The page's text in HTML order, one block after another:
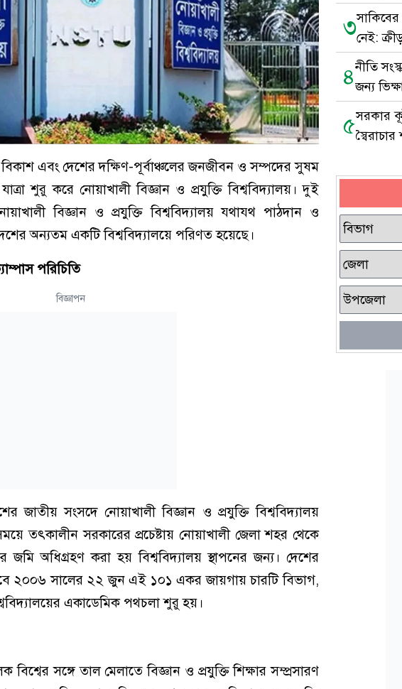
বিকাশ এবং দেশের দক্ষিণ-পূর্বাঞ্চলের জনজীবন ও সম্পদের সুষম
শুরু করে নোয়াখালী বিজ্ঞান ও প্রযুক্তি বিশ্ববিদ্যালয়। দুই
বিজ্ঞান ও প্রযুক্তি বিশ্ববিদ্যালয় যথাযথ পাঠদান ও
অন্যতম একটি বিশ্ববিদ্যালয়ে পরিণত হয়েছে।
পরিচিতি
বিজ্ঞাপন
জাতীয় সংসদে নোয়াখালী বিজ্ঞান ও প্রযুক্তি বিশ্ববিদ্যালয়
তৎকালীন সরকারের প্রচেষ্টায় নোয়াখালী জেলা শহর থেকে
অধিগ্রহণ করা হয় বিশ্ববিদ্যালয় স্থাপনের জন্য। দেশের
২০০৬ সালের ২২ জুন এই ১০১ একর জায়গায় চারটি বিভাগ,
একাডেমিক পথচলা শুরু হয়।
বিশ্বের সঙ্গে তাল মেলাতে বিজ্ঞান ও প্রযুক্তি শিক্ষার সম্প্রসারণ
নোমানী
৩নেই:
৪নীতি
জন্য
৫সরকার